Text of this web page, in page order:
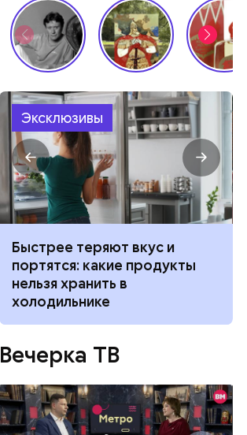
Эксклюзивы
Быстрее теряют вкус и
портятся: какие продукты
нельзя хранить в
холодильнике
Вечерка ТВ